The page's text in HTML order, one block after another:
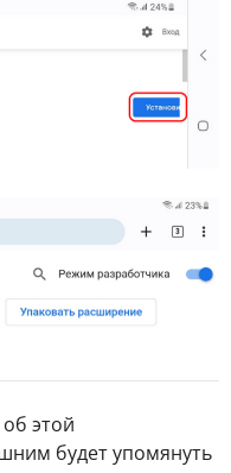
этой
будет упомянуть